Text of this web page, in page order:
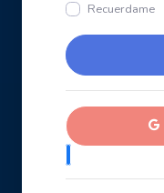
Recuerdame